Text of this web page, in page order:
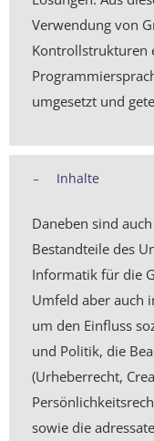
Verwendung von
Kontrollstrukturen
umgesetzt und
Inhalte
Daneben sind
Bestandteile des
Informatik für die
Umfeld aber auch
um den Einfluss
und Politik, die
(Urheberrecht,
sowie die